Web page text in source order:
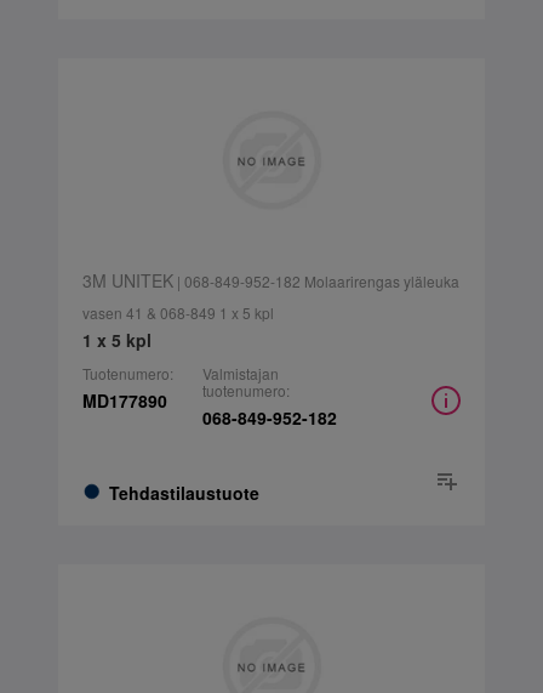
3M UNITEK| 068-849-952-182 Molaarirengas yläleuka
vasen 41 & 068-849 1 x 5 kpl
1 x 5 kpl
Tuotenumero:
MD177890
Tehdastilaustuote
Valmistajan
tuotenumero:
068-849-952-182